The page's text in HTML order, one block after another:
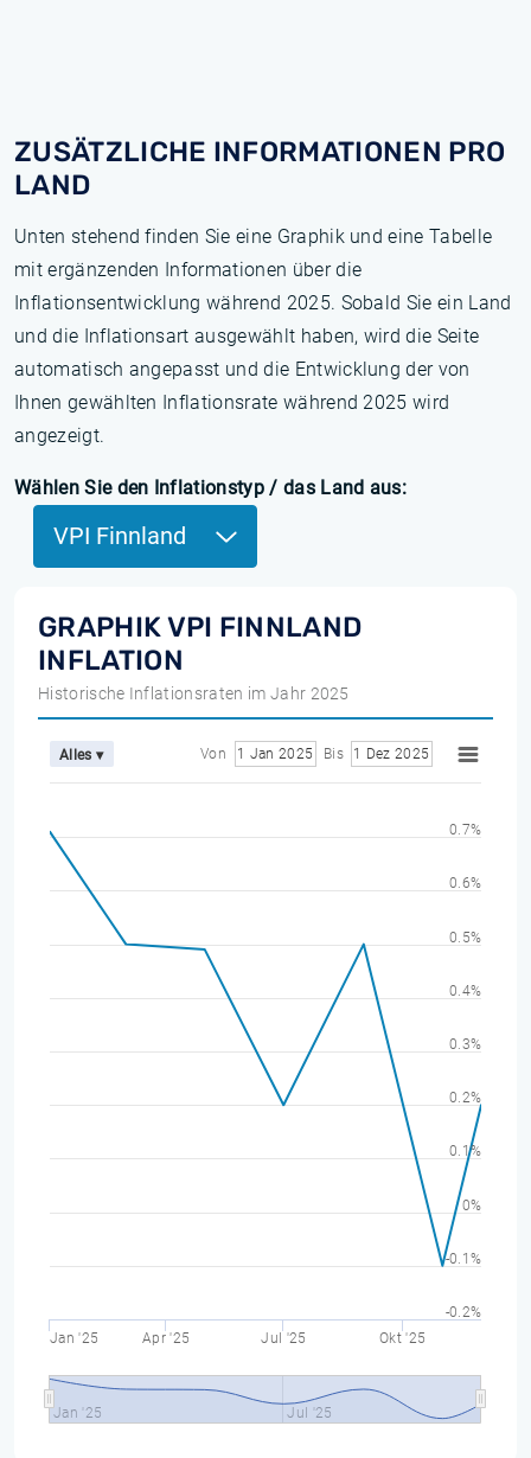
ZUSÄTZLICHE INFORMATIONEN PRO
LAND
Unten stehend finden Sie eine Graphik und eine Tabelle
mit ergänzenden Informationen über die
Inflationsentwicklung während 2025. Sobald Sie ein Land
und die Inflationsart ausgewählt haben, wird die Seite
automatisch angepasst und die Entwicklung der von
Ihnen gewählten Inflationsrate während 2025 wird
angezeigt.
Wählen Sie den Inflationstyp / das Land aus:
VPI Finnland
GRAPHIK VPI FINNLAND
INFLATION
Historische Inflationsraten im Jahr 2025
Alles ▾ Von 1 Jan 2025 Bis 1 Dez 2025
Jan '25 Apr '25 Jul '25 Okt '25
Jan '25 Jul '25
-0.2%
-0.1%
0%
0.1%
0.2%
0.3%
0.4%
0.5%
0.6%
0.7%